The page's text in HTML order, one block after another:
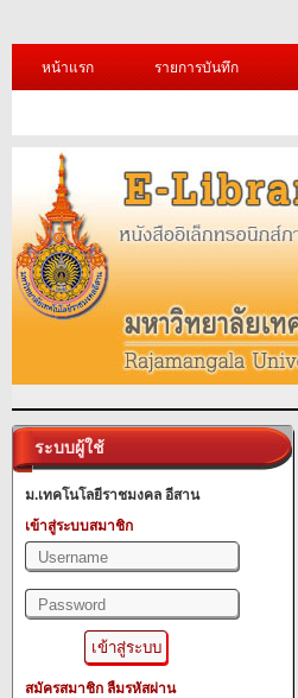
หน้าแรก รายการบันทึก
ระบบผู้ใช้
ม.เทคโนโลยีราชมงคล อีสาน
เข้าสู่ระบบสมาชิก
สมัครสมาชิก ลืมรหัสผ่าน